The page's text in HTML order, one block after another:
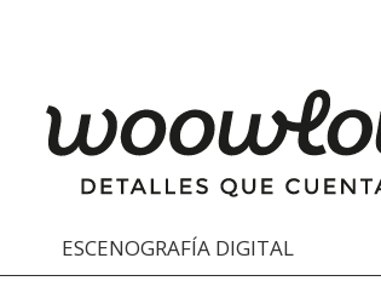
ESCENOGRAFÍA DIGITAL